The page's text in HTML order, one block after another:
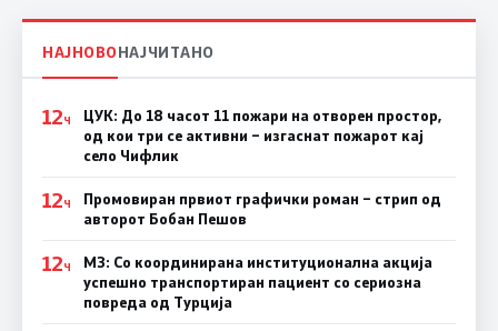
НАЈНОВОНАЈЧИТАНО
12Ч
ЦУК: До 18 часот 11 пожари на отворен простор,
од кои три се активни – изгаснат пожарот кај
село Чифлик
12Ч
Промовиран првиот графички роман – стрип од
авторот Бобан Пешов
12Ч
МЗ: Со координирана институционална акција
успешно транспортиран пациент со сериозна
повреда од Турција